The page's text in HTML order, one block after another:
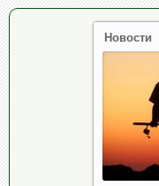
Новости